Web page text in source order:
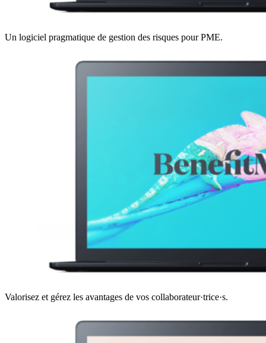
Un logiciel pragmatique de gestion des risques pour PME.
Valorisez et gérez les avantages de vos collaborateur·trice·s.